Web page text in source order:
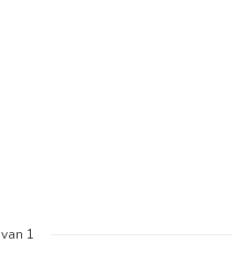
van 1